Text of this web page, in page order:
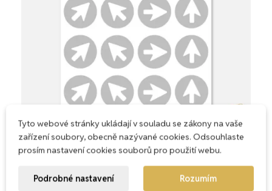
Reflexní nažehlovačky Šipka mini v kruhu
49,00 Kč
Přidat do košíku
Tyto webové stránky ukládají v souladu se zákony na vaše
zařízení soubory, obecně nazývané cookies. Odsouhlaste
prosím nastavení cookies souborů pro použití webu.
Podrobné nastavení Rozumím